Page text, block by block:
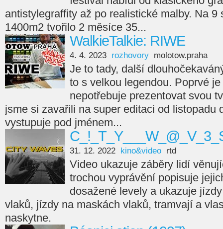
antistylegraffity až po realistické malby. Na 9
1400m2 tvořilo 2 měsíce 35...
WalkieTalkie: RIWE
4. 4. 2023 rozhovory molotow.praha
Je to tady, další
to s velkou legendou. Poprvé
nepotřebuje prezentovat svou
jsme si zavařili na super editaci od listopadu
vystupuje pod jménem...
31. 12. 2022 kino&video rtd
Video ukazuje záběry lidí
trochou vyprávění popisuje
dosažené levely a ukazuje
vlaků, jízdy na maskách vlaků, tramvají a
naskytne.